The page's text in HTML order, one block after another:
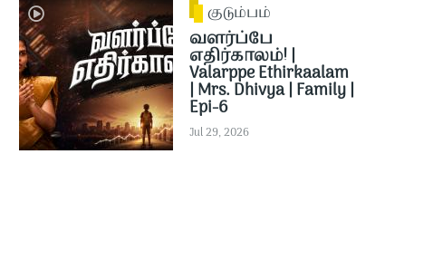
குடும்பம்
வளர்ப்பே
எதிர்காலம்! |
Valarppe Ethirkaalam
| Mrs. Dhivya | Family |
Epi-6
Jul 29, 2026